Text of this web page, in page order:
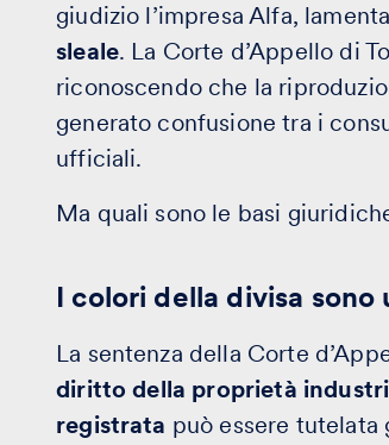
giudizio l’impresa Alfa,
sleale. La Corte d’Appello di
riconoscendo che la
generato confusione tra i
ufficiali.
Ma quali sono le basi
I colori della divisa sono
La sentenza della Corte
diritto della proprietà
registrata può essere